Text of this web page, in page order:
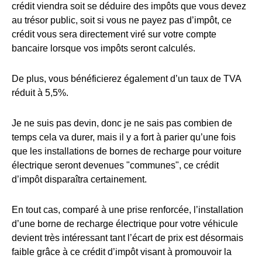
crédit viendra soit se déduire des impôts que vous devez
au trésor public, soit si vous ne payez pas d’impôt, ce
crédit vous sera directement viré sur votre compte
bancaire lorsque vos impôts seront calculés.
De plus, vous bénéficierez également d’un taux de TVA
réduit à 5,5%.
Je ne suis pas devin, donc je ne sais pas combien de
temps cela va durer, mais il y a fort à parier qu’une fois
que les installations de bornes de recharge pour voiture
électrique seront devenues "communes", ce crédit
d’impôt disparaîtra certainement.
En tout cas, comparé à une prise renforcée, l’installation
d’une borne de recharge électrique pour votre véhicule
devient très intéressant tant l’écart de prix est désormais
faible grâce à ce crédit d’impôt visant à promouvoir la